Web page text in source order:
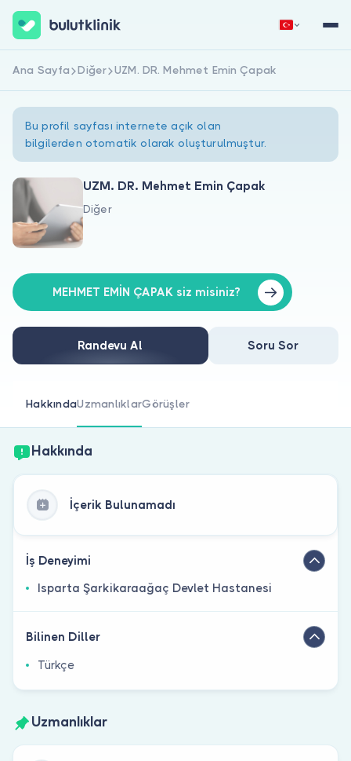
Hakkımızda
Doktorlar için
Doktor musunuz?
Hemen Kaydol Giriş Yap
Ana Sayfa Diğer UZM. DR. Mehmet Emin Çapak
Bu profil sayfası internete açık olan
bilgilerden otomatik olarak oluşturulmuştur.
UZM. DR. Mehmet Emin Çapak
Diğer
MEHMET EMİN ÇAPAK siz misiniz?
Randevu Al Soru Sor
HakkındaUzmanlıklarGörüşler
Hakkında
İçerik Bulunamadı
İş Deneyimi
Isparta Şarkikaraağaç Devlet Hastanesi
Bilinen Diller
Türkçe
Uzmanlıklar